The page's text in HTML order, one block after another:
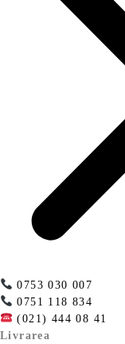
0753 030 007
0751 118 834
(021) 444 08 41
Livrarea